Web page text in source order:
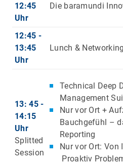
12:45
Uhr
Die baramundi
12:45 -
13:45
Uhr
Lunch & Networking
13: 45 -
14:15
Uhr
Splitted
Session
Technical Deep
Management
Nur vor Ort +
Bauchgefühl –
Reporting
Nur vor Ort:
Proaktiv